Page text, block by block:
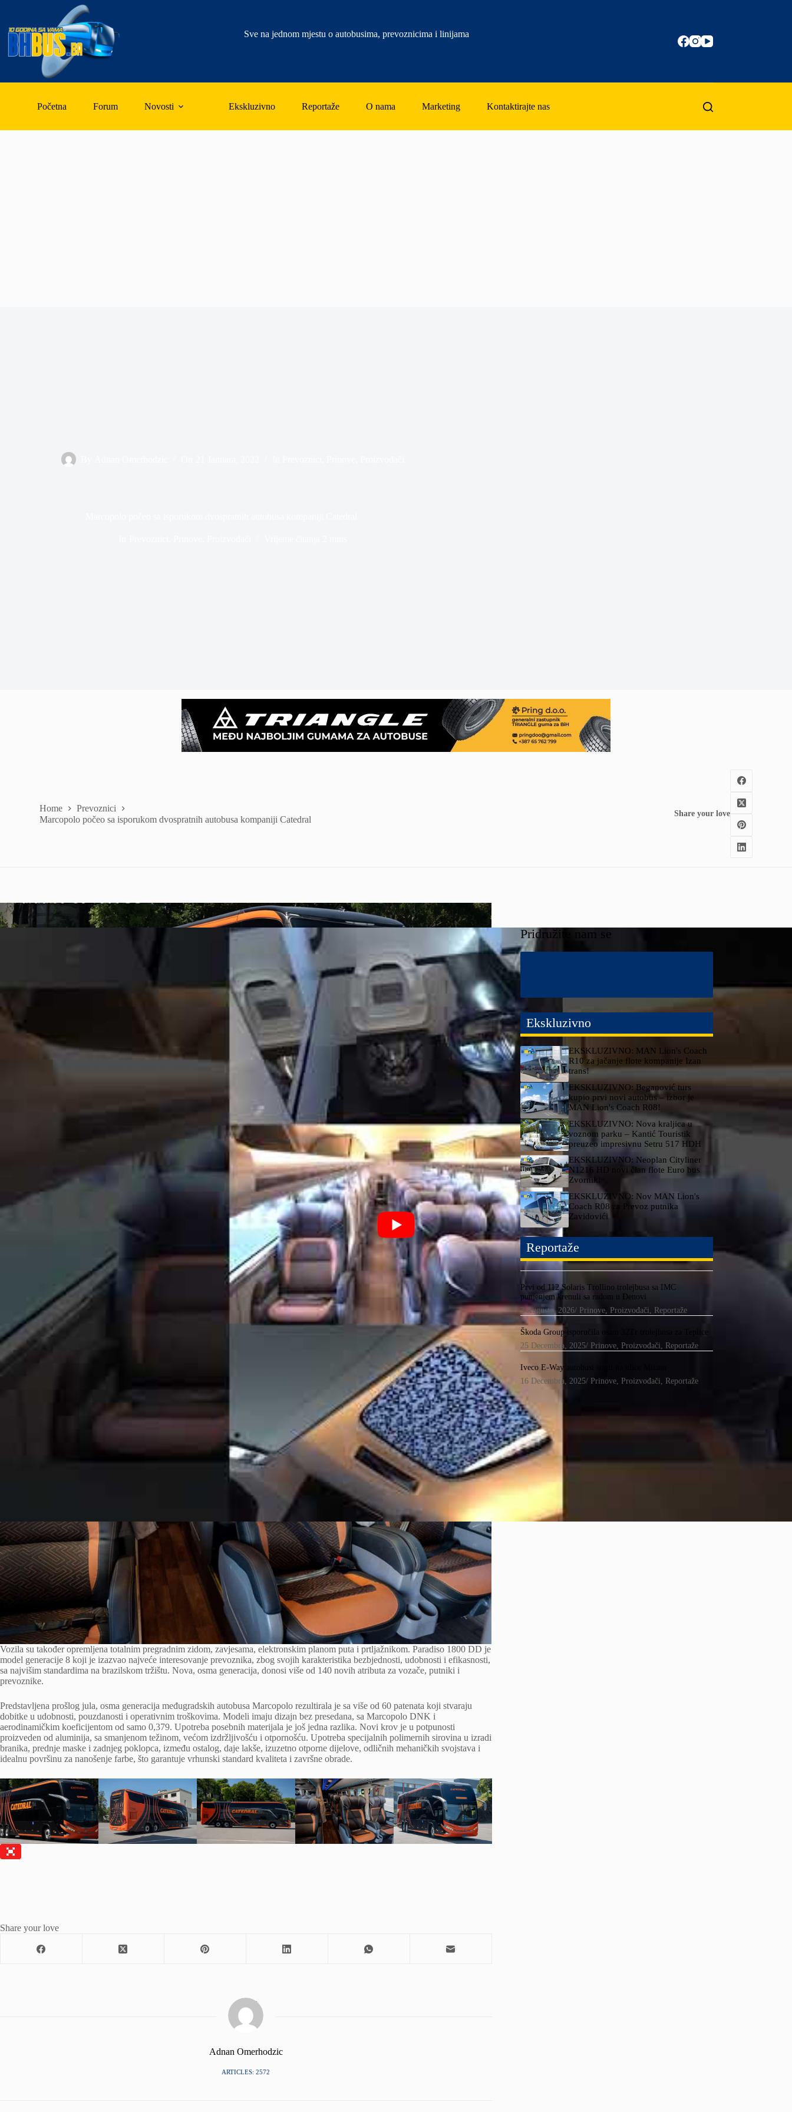
content
Sve na jednom mjestu o autobusima, prevoznicima i linijama
Početna Forum Novosti Ekskluzivno Reportaže O nama Marketing Kontaktirajte nas
Home
Prevoznici
Marcopolo počeo sa isporukom dvospratnih autobusa kompaniji Catedral
Share your love
Catedral, brazilska kompanija za prevoz putnika, počela je da dobija 54 nova dvospratna autobusa Marcopolo Paradiso 1800 DD,
osme generacije. Vozila, isporučena preko predstavnika Topline, koristit će se na linijama kompanije do svih glavnih gradova na
sjeveroistoku, sa polaskom iz Brazilije, Gojanije i Sao Paula.
“Kupovina Catedrala najveća je ikada napravljena za osmu generaciju ovog autobusa, što nas uvelike ohrabruje da nastavimo
ulagati u razvoj sve sofisticiranijih, sigurnijih i inovativnijih vozila”, istakao je Ricardo Portolan, direktor komercijalnih operacija u
Marcopolu. Poručili su i da su vozila opremljena svim najnovijim dostupnim tehnološkim stavkama.
Nova G8 generacija modela Paradiso 1800 DD, u dvije različite konfiguracije 6×2 i 8×2, dio je aktuelnog programa obnove flote
Catedrala, čija flota je po prosjeku godina jedna od najmlađih na cijelom brazilskom tržištu. Sa ukupnom dužinom od 15 metara,
isporučena vozila će imati kapacitet za 33 i 60 putnika u verzijama sa Hyper Soft krevetom i Super Soft polukrevetnim sjedištima.
Obavezne stavke za sva vozila su također i USB priključci na svim sjedištima, WC-om, frižiderom, audio i video sistem, striming
sistem za zabavu, sistem klimatizacije te sistem sa ventilacijom/hlađenjem.
Vozila su također opremljena totalnim pregradnim zidom, zavjesama, elektronskim planom puta i prtljažnikom. Paradiso 1800 DD je
model generacije 8 koji je izazvao najveće interesovanje prevoznika, zbog svojih karakteristika bezbjednosti, udobnosti i efikasnosti,
sa najvišim standardima na brazilskom tržištu. Nova, osma generacija, donosi više od 140 novih atributa za vozače, putniki i
prevoznike.
Predstavljena prošlog jula, osma generacija međugradskih autobusa Marcopolo rezultirala je sa više od 60 patenata koji stvaraju
dobitke u udobnosti, pouzdanosti i operativnim troškovima. Modeli imaju dizajn bez presedana, sa Marcopolo DNK i
aerodinamičkim koeficijentom od samo 0,379. Upotreba posebnih materijala je još jedna razlika. Novi krov je u potpunosti
proizveden od aluminija, sa smanjenom težinom, većom izdržljivošću i otpornošću. Upotreba specijalnih polimernih sirovina u izradi
branika, prednje maske i zadnjeg poklopca, između ostalog, daje lakše, izuzetno otporne dijelove, odličnih mehaničkih svojstava i
idealnu površinu za nanošenje farbe, što garantuje vrhunski standard kvaliteta i završne obrade.
Share your love
Adnan Omerhodzic
ARTICLES: 2572
Pridružite nam se
Ekskluzivno
EKSKLUZIVNO: MAN Lion's Coach
R10 za jačanje flote kompanije Izan
trans!
EKSKLUZIVNO: Beganović turs
kupio prvi novi autobus – izbor je
MAN Lion's Coach R08!
EKSKLUZIVNO: Nova kraljica u
voznom parku – Kantić Touristik
preuzeo impresivnu Setru 517 HDH
EKSKLUZIVNO: Neoplan Cityliner
N1216 HD novi član flote Euro bus
Zvornik!
EKSKLUZIVNO: Nov MAN Lion's
Coach R08 za Prevoz putnika
Zavidovići
Reportaže
Prvi od 112 Solaris Trollino trolejbusa sa IMC
punjenjem krenuli sa radom u Đenovi
3 Augusta, 2026/ Prinove, Proizvođači, Reportaže
Škoda Group isporučila osam 32Tr trolejbusa za Teplice
25 Decembra, 2025/ Prinove, Proizvođači, Reportaže
Iveco E-Way autobusi stigli na ulice Milana
16 Decembra, 2025/ Prinove, Proizvođači, Reportaže